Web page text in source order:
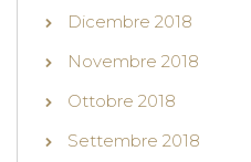
Dicembre 2018
Novembre 2018
Ottobre 2018
Settembre 2018